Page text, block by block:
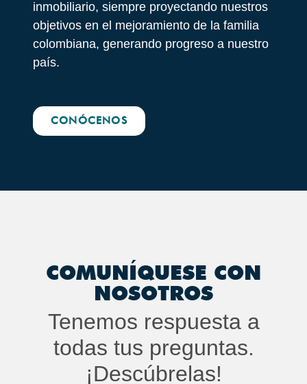
inmobiliario, siempre proyectando nuestros
objetivos en el mejoramiento de la familia
colombiana, generando progreso a nuestro
país.
CONÓCENOS
COMUNÍQUESE CON
NOSOTROS
Tenemos respuesta a
todas tus preguntas.
¡Descúbrelas!